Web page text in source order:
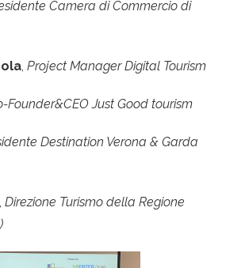
Camera di Commercio di
, Project Manager Digital Tourism
Founder&CEO Just Good tourism
Destination Verona & Garda
, Direzione Turismo della Regione